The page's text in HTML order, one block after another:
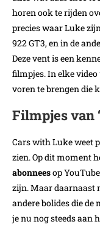
horen ook te rijden
precies waar Luke
922 GT3, en in de
Deze vent is een
filmpjes. In elke
voren te brengen die
Filmpjes van
Cars with Luke weet
zien. Op dit moment
abonneesop
zijn. Maar daarnaast
andere bolides die de
je nu nog steeds aan